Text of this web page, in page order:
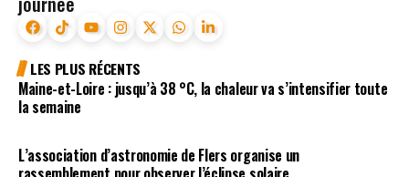
LES PLUS RÉCENTS
Maine-et-Loire : jusqu’à 38 °C, la chaleur va s’intensifier toute
la semaine
L’association d’astronomie de Flers organise un